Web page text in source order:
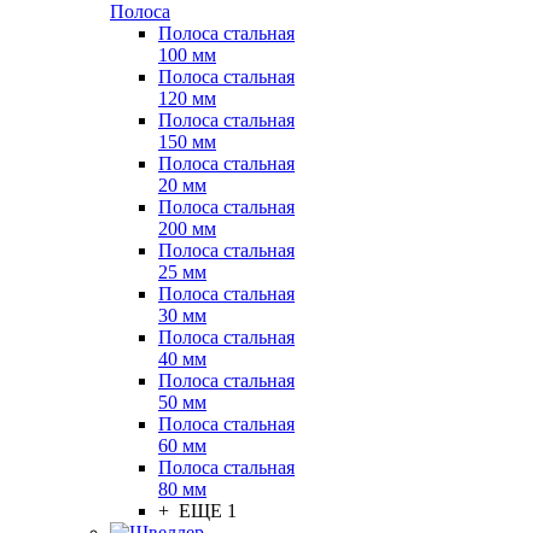
Полоса
Полоса стальная
100 мм
Полоса стальная
120 мм
Полоса стальная
150 мм
Полоса стальная
20 мм
Полоса стальная
200 мм
Полоса стальная
25 мм
Полоса стальная
30 мм
Полоса стальная
40 мм
Полоса стальная
50 мм
Полоса стальная
60 мм
Полоса стальная
80 мм
+ ЕЩЕ 1